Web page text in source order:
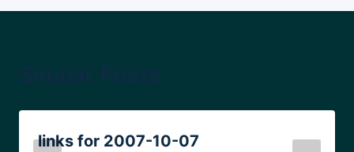
links for 2007-10-07